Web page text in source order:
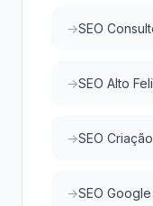
SEO
SEO Alto
SEO
SEO